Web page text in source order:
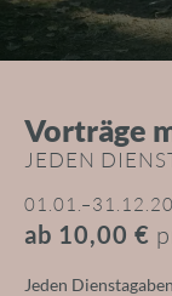
Zimmer für
Vorträge
JEDEN
ab 10,00 €
Jeden